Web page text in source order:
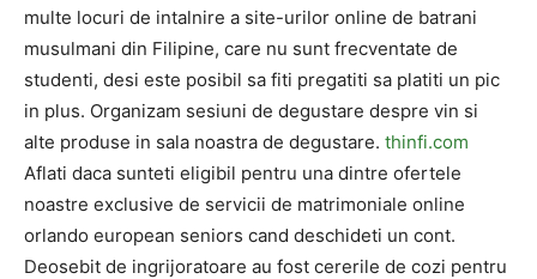
multe locuri de intalnire a site-urilor online de batrani
musulmani din Filipine, care nu sunt frecventate de
studenti, desi este posibil sa fiti pregatiti sa platiti un pic
in plus. Organizam sesiuni de degustare despre vin si
alte produse in sala noastra de degustare. thinfi.com
Aflati daca sunteti eligibil pentru una dintre ofertele
noastre exclusive de servicii de matrimoniale online
orlando european seniors cand deschideti un cont.
Deosebit de ingrijoratoare au fost cererile de cozi pentru